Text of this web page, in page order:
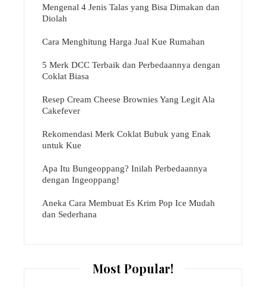
Mengenal 4 Jenis Talas yang Bisa Dimakan dan
Diolah
Cara Menghitung Harga Jual Kue Rumahan
5 Merk DCC Terbaik dan Perbedaannya dengan
Coklat Biasa
Resep Cream Cheese Brownies Yang Legit Ala
Cakefever
Rekomendasi Merk Coklat Bubuk yang Enak
untuk Kue
Apa Itu Bungeoppang? Inilah Perbedaannya
dengan Ingeoppang!
Aneka Cara Membuat Es Krim Pop Ice Mudah
dan Sederhana
Most Popular!